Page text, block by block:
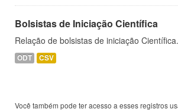
Bolsistas de Iniciação Científica
Relação de bolsistas de iniciação Científica.
ODT CSV
Você também pode ter acesso a esses registros